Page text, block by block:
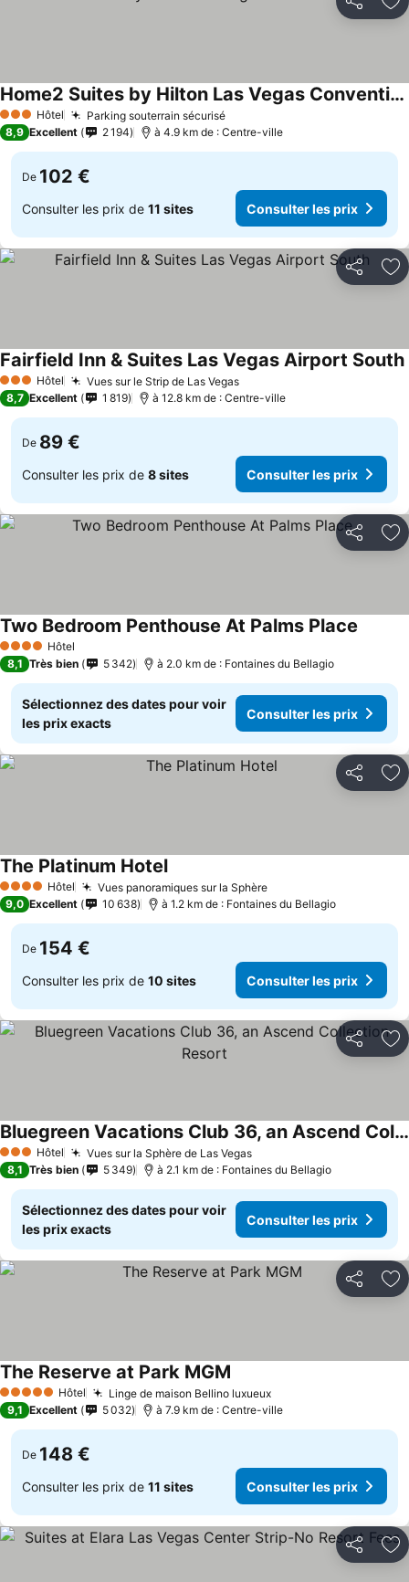
Partager
3 ÉtoilesHôtel Parking souterrain sécurisé
Home2 Suites by Hilton Las Vegas Convention Center
8,9 Excellent 2 194 à 4.9 km de : Centre-ville
De 102 €
Consulter les prix de 11 sites Consulter les prix
Partager
3 ÉtoilesHôtel Vues sur le Strip de Las Vegas
Fairfield Inn & Suites Las Vegas Airport South
8,7 Excellent 1 819 à 12.8 km de : Centre-ville
De 89 €
Consulter les prix de 8 sites Consulter les prix
Partager
4 Étoiles Hôtel
Two Bedroom Penthouse At Palms Place
8,1 Très bien 5 342 à 2.0 km de : Fontaines du Bellagio
Sélectionnez des dates pour voir
les prix exacts
Consulter les prix
Partager
4 Étoiles Hôtel Vues panoramiques sur la Sphère
The Platinum Hotel
9,0 Excellent 10 638 à 1.2 km de : Fontaines du Bellagio
De 154 €
Consulter les prix de 10 sites Consulter les prix
Partager
3 ÉtoilesHôtel Vues sur la Sphère de Las Vegas
Bluegreen Vacations Club 36, an Ascend Collection Resort
8,1 Très bien 5 349 à 2.1 km de : Fontaines du Bellagio
Sélectionnez des dates pour voir
les prix exacts
Consulter les prix
Partager
5 Étoiles Hôtel Linge de maison Bellino luxueux
The Reserve at Park MGM
9,1 Excellent 5 032 à 7.9 km de : Centre-ville
De 148 €
Consulter les prix de 11 sites Consulter les prix
Partager